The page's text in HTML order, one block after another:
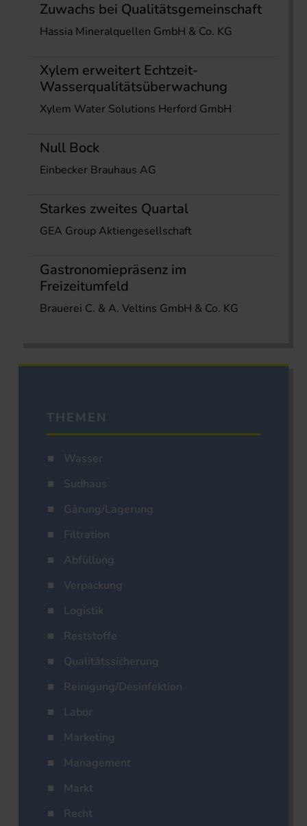
Zuwachs bei Qualitätsgemeinschaft
Hassia Mineralquellen GmbH & Co. KG
Xylem erweitert Echtzeit-
Wasserqualitätsüberwachung
Xylem Water Solutions Herford GmbH
Null Bock
Einbecker Brauhaus AG
Starkes zweites Quartal
GEA Group Aktiengesellschaft
Gastronomiepräsenz im
Freizeitumfeld
Brauerei C. & A. Veltins GmbH & Co. KG
THEMEN
Wasser
Sudhaus
Gärung/Lagerung
Filtration
Abfüllung
Verpackung
Logistik
Reststoffe
Qualitätssicherung
Reinigung/Desinfektion
Labor
Marketing
Management
Markt
Recht